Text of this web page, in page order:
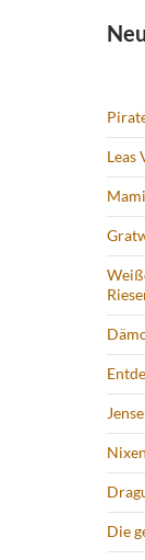
Leas
Die